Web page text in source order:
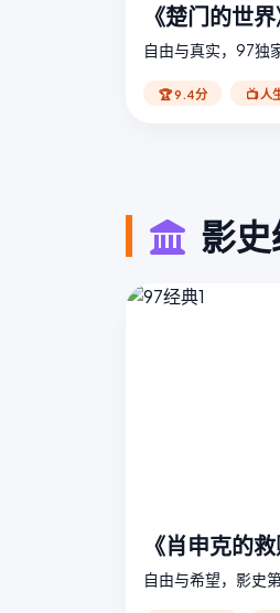
《楚门的世
自由与真实，97独
🏆 9.4分 📺 人
影史
《肖申克的救
自由与希望，影史